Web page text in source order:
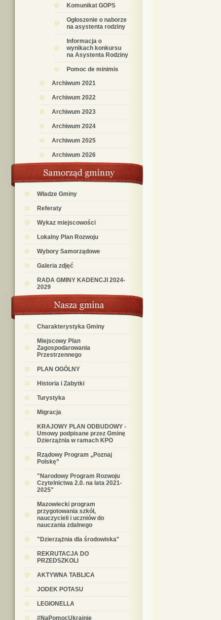
Komunikat GOPS
Ogłoszenie o naborze
na asystenta rodziny
Informacja o
wynikach konkursu
na Asystenta Rodziny
Pomoc de minimis
Archiwum 2021
Archiwum 2022
Archiwum 2023
Archiwum 2024
Archiwum 2025
Archiwum 2026
Władze Gminy
Referaty
Wykaz miejscowości
Lokalny Plan Rozwoju
Wybory Samorządowe
Galeria zdjęć
RADA GMINY KADENCJI 2024-
2029
Charakterystyka Gminy
Miejscowy Plan
Zagospodarowania
Przestrzennego
PLAN OGÓLNY
Historia i Zabytki
Turystyka
Migracja
KRAJOWY PLAN ODBUDOWY -
Umowy podpisane przez Gminę
Dzierzążnia w ramach KPO
Rządowy Program „Poznaj
Polskę”
"Narodowy Program Rozwoju
Czytelnictwa 2.0. na lata 2021-
2025"
Mazowiecki program
przygotowania szkół,
nauczycieli i uczniów do
nauczania zdalnego
"Dzierzążnia dla środowiska"
REKRUTACJA DO
PRZEDSZKOLI
AKTYWNA TABLICA
JODEK POTASU
LEGIONELLA
#NaPomocUkrainie